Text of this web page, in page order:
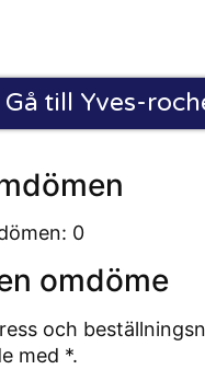
Gå till Yves-
0
omdöme
och
med *.